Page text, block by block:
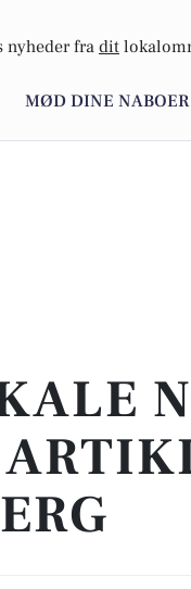
nyheder fra dit
MØD DINE NABOER